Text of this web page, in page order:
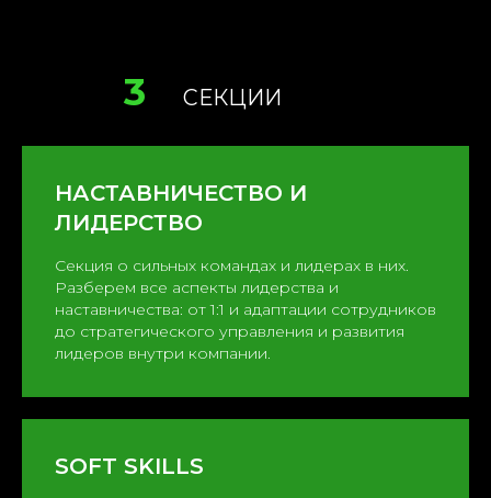
НАСТАВНИЧЕСТВО И
ЛИДЕРСТВО
Секция о сильных командах и лидерах в них.
Разберем все аспекты лидерства и
наставничества: от 1:1 и адаптации сотрудников
до стратегического управления и развития
лидеров внутри компании.
SOFT SKILLS